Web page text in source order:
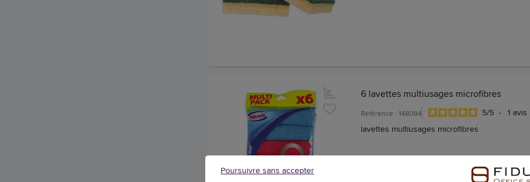
6 lavettes multiusages microfibres
Référence : 148084 5/5 - 1 avis
lavettes multiusages microfibres
Poursuivre sans accepter